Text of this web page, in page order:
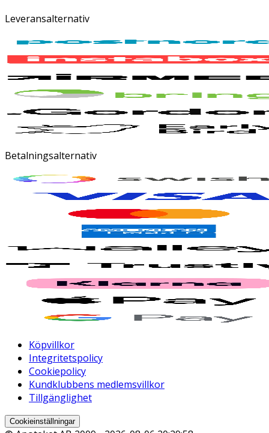
Leveransalternativ
Betalningsalternativ
Köpvillkor
Integritetspolicy
Cookiepolicy
Kundklubbens medlemsvillkor
Tillgänglighet
Cookieinställningar